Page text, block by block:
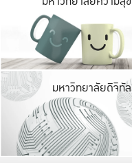
มหาวิทยาลัยดิจิทัล